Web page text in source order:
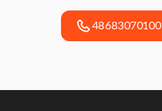
48683070100